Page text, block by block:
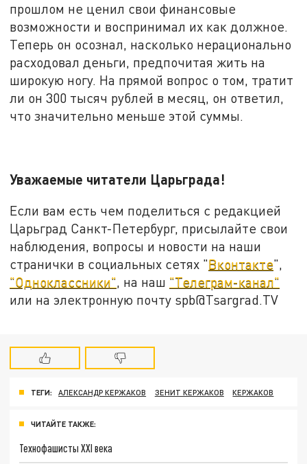
прошлом не ценил свои финансовые
возможности и воспринимал их как должное.
Теперь он осознал, насколько нерационально
расходовал деньги, предпочитая жить на
широкую ногу. На прямой вопрос о том, тратит
ли он 300 тысяч рублей в месяц, он ответил,
что значительно меньше этой суммы.
Уважаемые читатели Царьграда!
Если вам есть чем поделиться с редакцией
Царьград Санкт-Петербург, присылайте свои
наблюдения, вопросы и новости на наши
странички в социальных сетях "Вконтакте",
"Одноклассники", на наш "Телеграм-канал"
или на электронную почту spb@Tsargrad.TV
ТЕГИ: АЛЕКСАНДР КЕРЖАКОВ ЗЕНИТ КЕРЖАКОВ КЕРЖАКОВ
ЧИТАЙТЕ ТАКЖЕ:
Технофашисты XXI века